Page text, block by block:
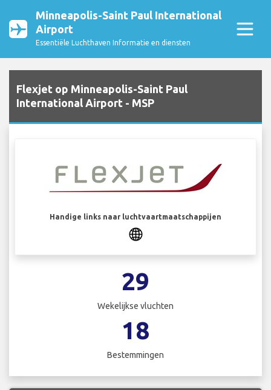
Minneapolis-Saint Paul International
Airport
Essentiële Luchthaven Informatie en diensten
Flexjet op Minneapolis-Saint Paul
International Airport - MSP
Handige links naar luchtvaartmaatschappijen
29
Wekelijkse vluchten
18
Bestemmingen